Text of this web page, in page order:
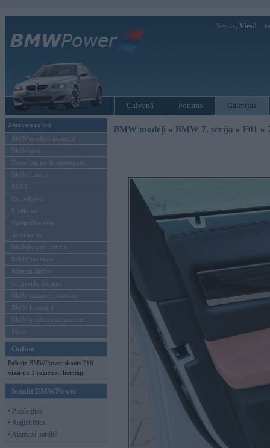
Sveiks, Viesi!
Galvenā Forums Galerijas
Ziņas un raksti
BMW modeļu jaunumi
BMW testi
Tehnoloģijas & sasniegumi
BMW Latvijā
MINI
Rolls-Royce
Pasākumi
Vadāmības tests
Autosports
BMWPower aktuāli
Reklāmas raksti
Mēneša BMW
Sērijveida tūnings
BMW pasaules jaunumi
BMW koncepti
BMW konkurentu jaunumi
Moto
Online
Pašreiz BMWPower skatās 216
viesi un 1 reģistrēti lietotāji.
Ienākt BMWPower
• Pieslēgties
• Reģistrēties
• Aizmirsi paroli?
BMW modeļi » BMW 7. sērija » F01 »